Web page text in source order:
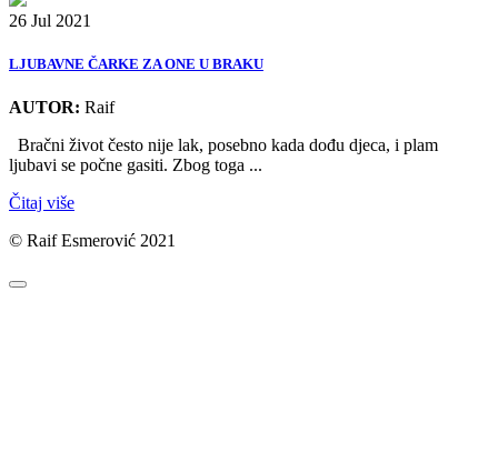
26 Jul 2021
LJUBAVNE ČARKE ZA ONE U BRAKU
AUTOR: Raif
Bračni život često nije lak, posebno kada dođu djeca, i plam
ljubavi se počne gasiti. Zbog toga ...
Čitaj više
© Raif Esmerović 2021